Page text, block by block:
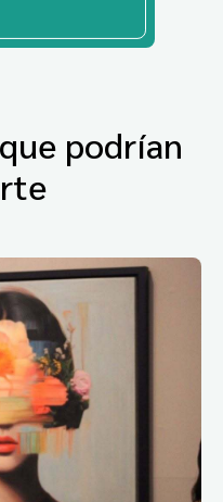
podrían